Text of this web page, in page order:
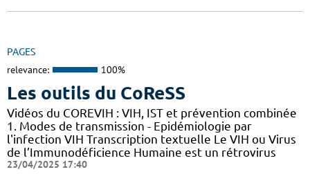
PAGES
relevance: 100%
Les outils du CoReSS
Vidéos du COREVIH : VIH, IST et prévention combinée
1. Modes de transmission - Epidémiologie par
l'infection VIH Transcription textuelle Le VIH ou Virus
de l’Immunodéficience Humaine est un rétrovirus
23/04/2025 17:40